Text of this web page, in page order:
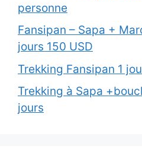
personne
Fansipan – Sapa +
jours 150 USD
Trekking Fansipan 1
Trekking à Sapa
jours